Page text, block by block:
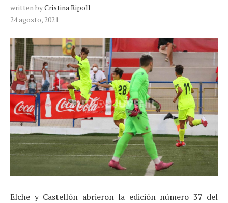
written byCristina Ripoll
24 agosto, 2021
Elche y Castellón abrieron la edición número 37 del